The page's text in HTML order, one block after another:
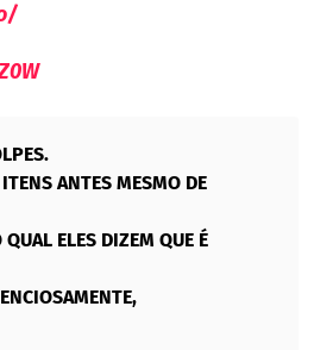
ANTES MESMO DE
ELES DIZEM QUE É